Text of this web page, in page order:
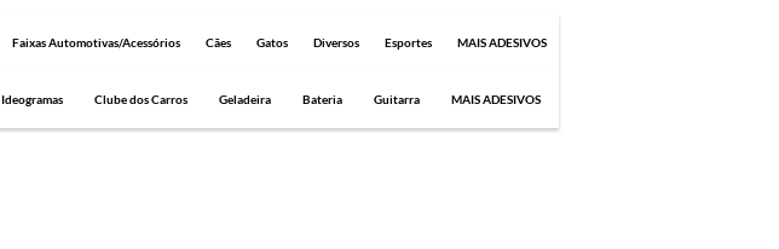
Faixas Automotivas/Acessórios Cães Gatos Diversos Esportes MAIS ADESIVOS
Ideogramas Clube dos Carros Geladeira Bateria Guitarra MAIS ADESIVOS